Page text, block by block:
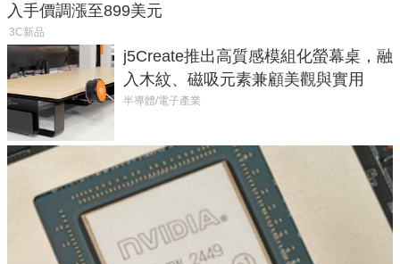
入手價調漲至899美元
3C新品
j5Create推出高質感模組化螢幕桌，融
入木紋、磁吸元素兼顧美觀與實用
半導體/電子產業